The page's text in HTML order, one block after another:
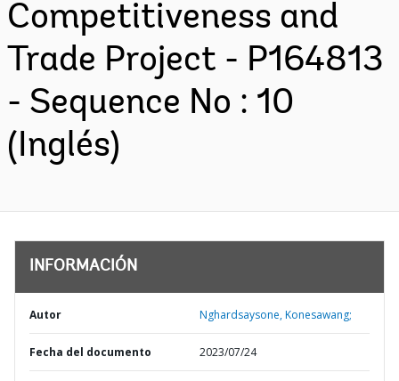
Competitiveness and
Trade Project - P164813
- Sequence No : 10
(Inglés)
INFORMACIÓN
Autor Nghardsaysone, Konesawang;
Fecha del documento 2023/07/24